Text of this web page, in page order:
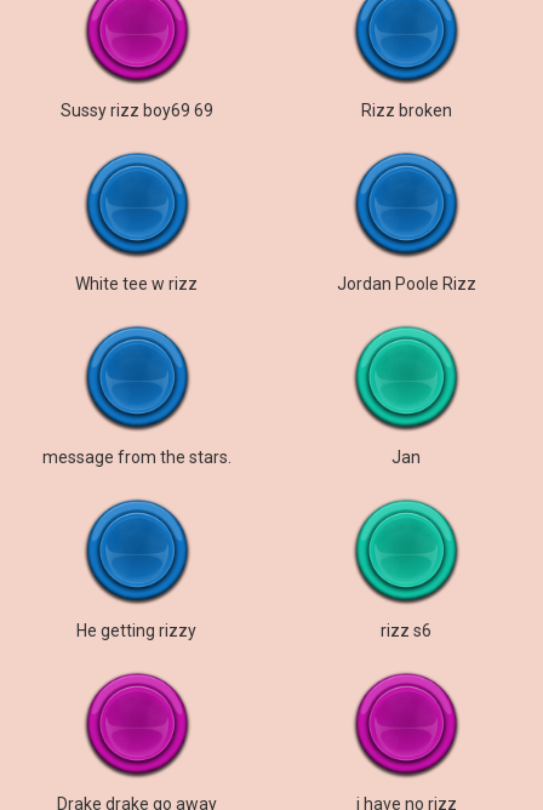
Sussy rizz boy69 69 Rizz broken
White tee w rizz Jordan Poole Rizz
message from the stars. Jan
He getting rizzy rizz s6
Drake drake go away i have no rizz